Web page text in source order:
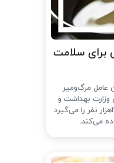
برای سلامت
عامل مرگ‌ومیر
وزارت بهداشت و
ثبت احوال، سالانه دست‌کم جان حدود 140هزار نفر را می‌گیرد
می‌کند.